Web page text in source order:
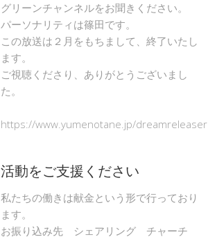
グリーンチャンネルをお聞きください。
パーソナリティは篠田です。
この放送は２月をもちまして、終了いたし
ます。
ご視聴くださり、ありがとうございまし
た。
https://www.yumenotane.jp/dreamreleaser
活動をご支援ください
私たちの働きは献金という形で行っており
ます。
お振り込み先 シェアリング チャーチ